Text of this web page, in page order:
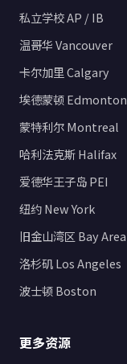
私立学校 AP / IB
温哥华 Vancouver
卡尔加里 Calgary
埃德蒙顿 Edmonton
蒙特利尔 Montreal
哈利法克斯 Halifax
爱德华王子岛 PEI
纽约 New York
旧金山湾区 Bay Area
洛杉矶 Los Angeles
波士顿 Boston
更多资源